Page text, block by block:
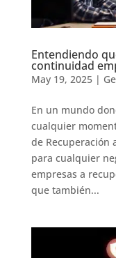
Entendiendo
continuidad
May 19, 2025|
En un mundo
cualquier
de Recuperación
para cualquier
empresas a
que también...